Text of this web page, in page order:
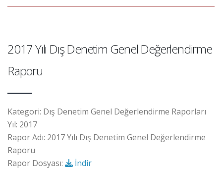
2017 Yılı Dış Denetim Genel Değerlendirme
Raporu
Kategori: Dış Denetim Genel Değerlendirme Raporları
Yıl: 2017
Rapor Adı: 2017 Yılı Dış Denetim Genel Değerlendirme
Raporu
Rapor Dosyası:
İndir